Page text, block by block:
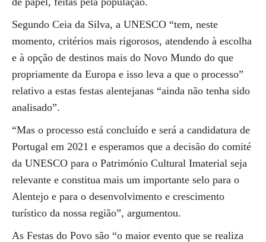
Segundo Ceia da Silva, a UNESCO “tem, neste
momento, critérios mais rigorosos, atendendo à escolha
e à opção de destinos mais do Novo Mundo do que
propriamente da Europa e isso leva a que o processo”
relativo a estas festas alentejanas “ainda não tenha sido
analisado”.
“Mas o processo está concluído e será a candidatura de
Portugal em 2021 e esperamos que a decisão do comité
da UNESCO para o Património Cultural Imaterial seja
relevante e constitua mais um importante selo para o
Alentejo e para o desenvolvimento e crescimento
turístico da nossa região”, argumentou.
As Festas do Povo são “o maior evento que se realiza